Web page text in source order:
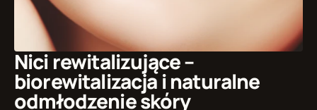
Nici rewitalizujące –
biorewitalizacja i naturalne
odmłodzenie skóry